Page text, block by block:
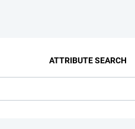
ATTRIBUTE SEARCH